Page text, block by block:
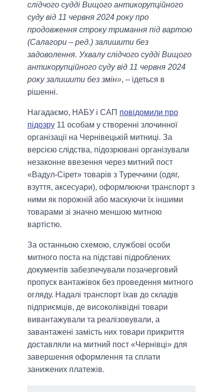
слідчого судді Вищого антикорупційного
суду від 11 червня 2024 року про
продовження строку тримання під вартою
(Салагори – ред.) залишити без
задоволення. Ухвалу слідчого судді Вищого
антикорупційного суду від 11 червня 2024
року залишити без змін», – ідеться в
рішенні.
Нагадаємо, НАБУ і САП повідомили про
підозру 11 особам у створенні злочинної
організації на Чернівецькій митниці. За
версією слідства, підозрювані організували
незаконне ввезення через митний пост
«Вадул-Сірет» товарів з Туреччини (одяг,
взуття, аксесуари), оформлюючи транспорт з
ними як порожній або маскуючи їх іншими
товарами зі значно меншою митною
вартістю.
За останньою схемою, службові особи
митного поста на підставі підроблених
документів забезпечували позачерговий
пропуск вантажівок без проведення митного
огляду. Надалі транспорт їхав до складів
підприємців, де високоліквідні товари
вивантажували та реалізовували, а
завантажені замість них товари прикриття
доставляли на митний пост «Чернівці» для
завершення оформлення та сплати
занижених платежів.